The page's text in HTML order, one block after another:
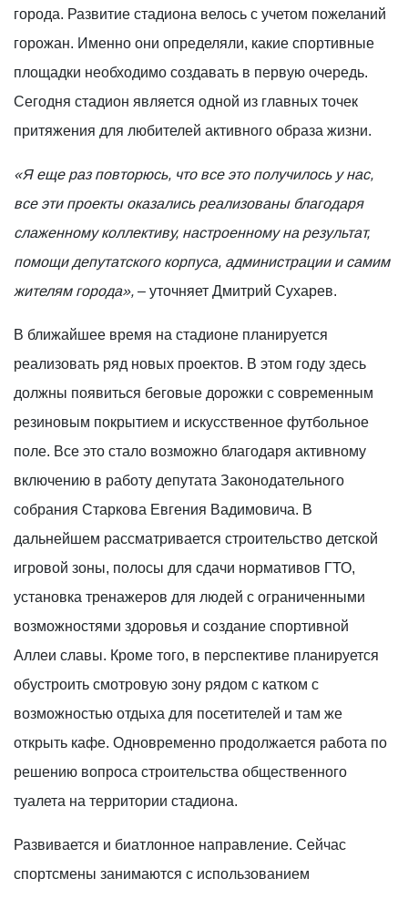
города. Развитие стадиона велось с учетом пожеланий
горожан. Именно они определяли, какие спортивные
площадки необходимо создавать в первую очередь.
Сегодня стадион является одной из главных точек
притяжения для любителей активного образа жизни.
«Я еще раз повторюсь, что все это получилось у нас,
все эти проекты оказались реализованы благодаря
слаженному коллективу, настроенному на результат,
помощи депутатского корпуса, администрации и самим
жителям города», – уточняет Дмитрий Сухарев.
В ближайшее время на стадионе планируется
реализовать ряд новых проектов. В этом году здесь
должны появиться беговые дорожки с современным
резиновым покрытием и искусственное футбольное
поле. Все это стало возможно благодаря активному
включению в работу депутата Законодательного
собрания Старкова Евгения Вадимовича. В
дальнейшем рассматривается строительство детской
игровой зоны, полосы для сдачи нормативов ГТО,
установка тренажеров для людей с ограниченными
возможностями здоровья и создание спортивной
Аллеи славы. Кроме того, в перспективе планируется
обустроить смотровую зону рядом с катком с
возможностью отдыха для посетителей и там же
открыть кафе. Одновременно продолжается работа по
решению вопроса строительства общественного
туалета на территории стадиона.
Развивается и биатлонное направление. Сейчас
спортсмены занимаются с использованием